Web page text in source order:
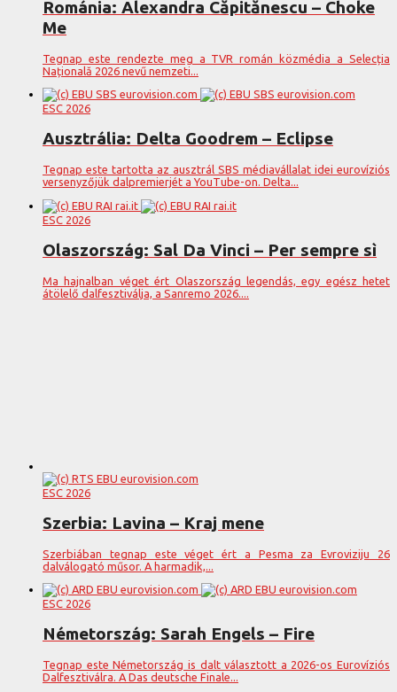
Románia: Alexandra Căpitănescu – Choke
Me
Tegnap este rendezte meg a TVR román közmédia a Selecția
Națională 2026 nevű nemzeti...
ESC 2026
Ausztrália: Delta Goodrem – Eclipse
Tegnap este tartotta az ausztrál SBS médiavállalat idei eurovíziós
versenyzőjük dalpremierjét a YouTube-on. Delta...
ESC 2026
Olaszország: Sal Da Vinci – Per sempre sì
Ma hajnalban véget ért Olaszország legendás, egy egész hetet
átölelő dalfesztiválja, a Sanremo 2026....
ESC 2026
Szerbia: Lavina – Kraj mene
Szerbiában tegnap este véget ért a Pesma za Evroviziju 26
dalválogató műsor. A harmadik,...
ESC 2026
Németország: Sarah Engels – Fire
Tegnap este Németország is dalt választott a 2026-os Eurovíziós
Dalfesztiválra. A Das deutsche Finale...